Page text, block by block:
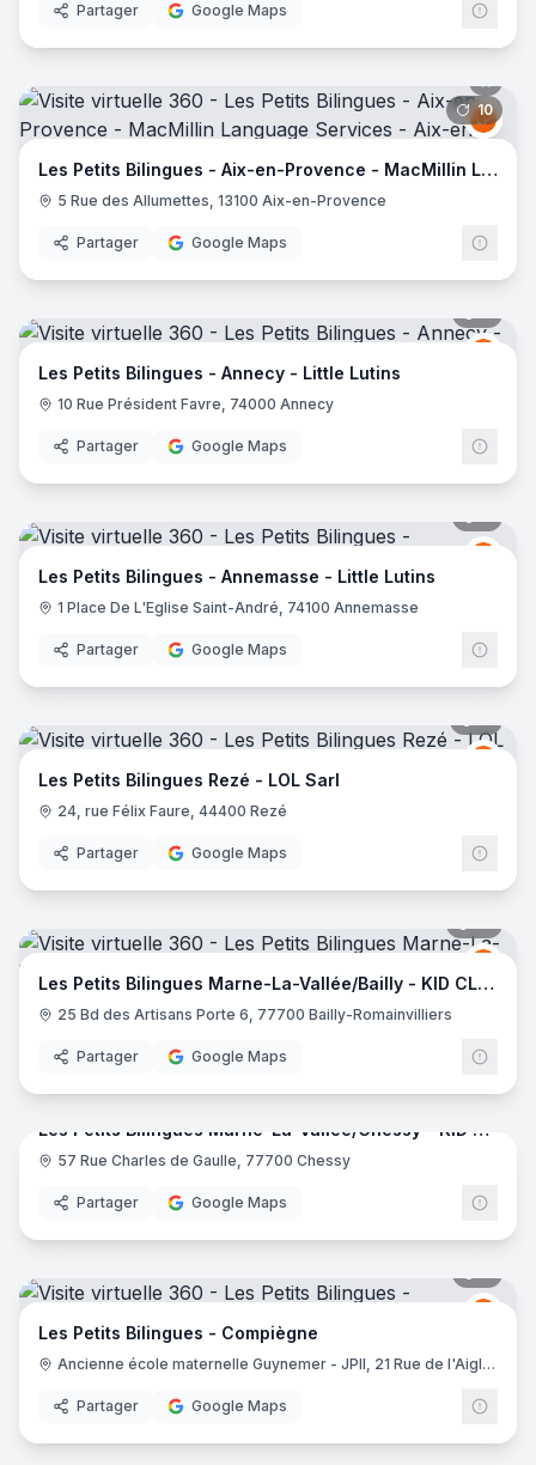
Partager Google Maps
10
LP LES
Les Petits Bilingues - Aix-en-Provence - MacMillin Language Services
5 Rue des Allumettes, 13100 Aix-en-Provence
Partager Google Maps
LES
Les Petits Bilingues - Annecy - Little Lutins
10 Rue Président Favre, 74000 Annecy
Partager Google Maps
LES
Les Petits Bilingues - Annemasse - Little Lutins
1 Place De L'Eglise Saint-André, 74100 Annemasse
Partager Google Maps
LES
Les Petits Bilingues Rezé - LOL Sarl
24, rue Félix Faure, 44400 Rezé
Partager Google Maps
LES
Les Petits Bilingues Marne-La-Vallée/Bailly - KID CLASS
25 Bd des Artisans Porte 6, 77700 Bailly-Romainvilliers
Partager Google Maps
Les Petits Bilingues Marne-La-Vallée/Chessy - KID CLASS
57 Rue Charles de Gaulle, 77700 Chessy
Partager Google Maps
LES
Les Petits Bilingues - Compiègne
Ancienne école maternelle Guynemer - JPII, 21 Rue de l'Aigle, 60200 Compiègne
Partager Google Maps